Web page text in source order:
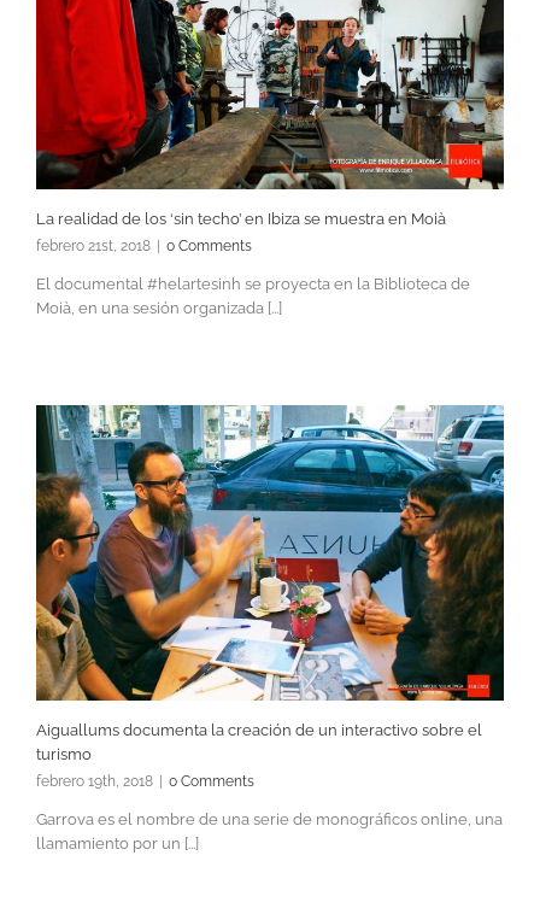
La realidad de los ‘sin techo’ en Ibiza se muestra en Moià
febrero 21st, 2018 0 Comments
El documental #helartesinh se proyecta en la Biblioteca de
Moià, en una sesión organizada [...]
Aiguallums documenta la creación de un interactivo sobre el
turismo
febrero 19th, 2018 | 0 Comments
Garrova es el nombre de una serie de monográficos online, una
llamamiento por un [...]